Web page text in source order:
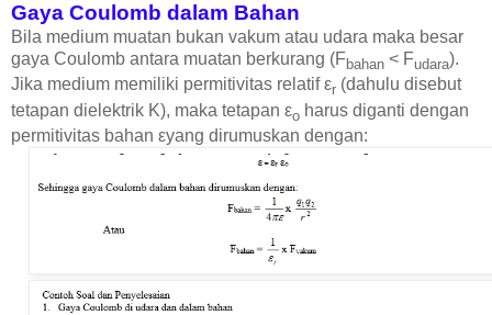
Gaya Coulomb dalam Bahan
Bila medium muatan bukan vakum atau udara maka besar
gaya Coulomb antara muatan berkurang (F bahan < Fudara).
Jika medium memiliki permitivitas relatif εr (dahulu disebut
tetapan dielektrik K), maka tetapan εo harus diganti dengan
permitivitas bahan εyang dirumuskan dengan: